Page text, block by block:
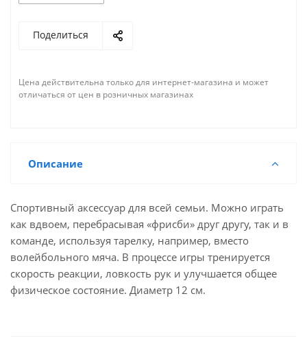
Поделиться
Цена действительна только для интернет-магазина и может
отличаться от цен в розничных магазинах
Описание
Спортивный аксессуар для всей семьи. Можно играть
как вдвоем, перебрасывая «фрисби» друг другу, так и в
команде, используя тарелку, например, вместо
волейбольного мяча. В процессе игры тренируется
скорость реакции, ловкость рук и улучшается общее
физическое состояние. Диаметр 12 см.